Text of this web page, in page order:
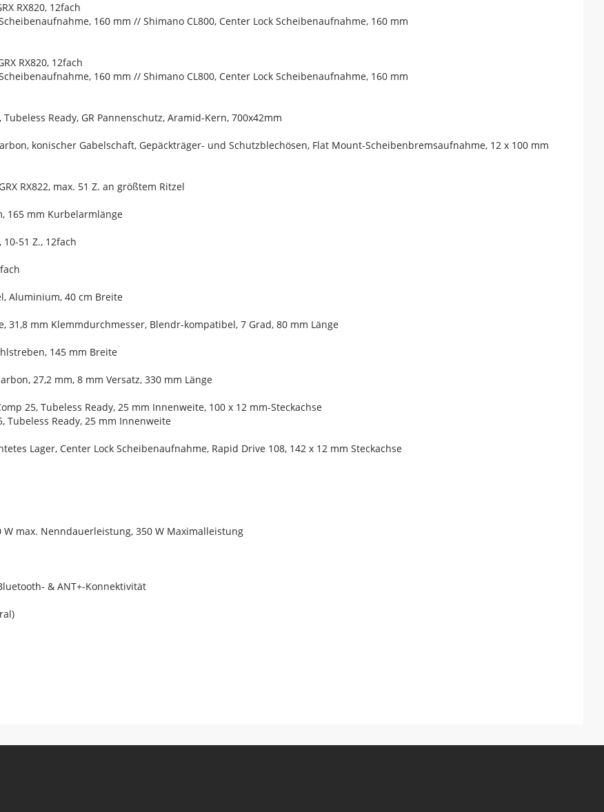
RX820, 12fach
160 mm // Shimano CL800, Center Lock Scheibenaufnahme, 160 mm
RX820, 12fach
160 mm // Shimano CL800, Center Lock Scheibenaufnahme, 160 mm
Ready, GR Pannenschutz, Aramid-Kern, 700x42mm
konischer Gabelschaft, Gepäckträger- und Schutzblechösen, Flat Mount-Scheibenbremsaufnahme, 12 x 100 mm
RX822, max. 51 Z. an größtem Ritzel
165 mm Kurbelarmlänge
10-51 Z., 12fach
Aluminium, 40 cm Breite
31,8 mm Klemmdurchmesser, Blendr-kompatibel, 7 Grad, 80 mm Länge
145 mm Breite
27,2 mm, 8 mm Versatz, 330 mm Länge
25, Tubeless Ready, 25 mm Innenweite, 100 x 12 mm-Steckachse
Tubeless Ready, 25 mm Innenweite
Lager, Center Lock Scheibenaufnahme, Rapid Drive 108, 142 x 12 mm Steckachse
W max. Nenndauerleistung, 350 W Maximalleistung
& ANT+-Konnektivität